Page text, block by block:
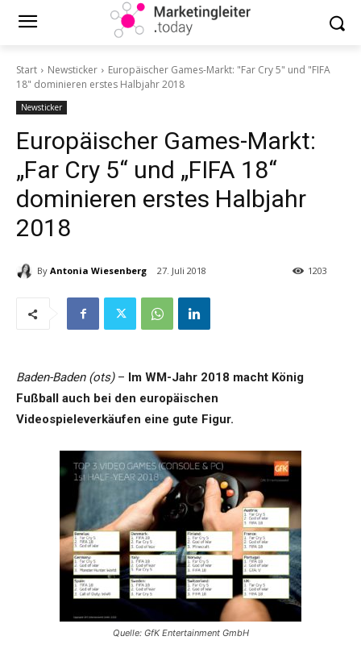
Start Newsticker
Europäischer Games-Markt: "Far Cry 5" und "FIFA
18" dominieren erstes Halbjahr 2018
Newsticker
Europäischer Games-Markt:
„Far Cry 5“ und „FIFA 18“
dominieren erstes Halbjahr
2018
By Antonia Wiesenberg 27. Juli 2018 1203
Baden-Baden (ots)– Im WM-Jahr 2018 macht König
Fußball auch bei den europäischen
Videospieleverkäufen eine gute Figur.
Quelle: GfK Entertainment GmbH